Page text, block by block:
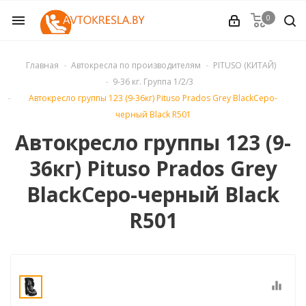
menu 0
Главная Автокресла по производителям
PITUSO (КИТАЙ)
9-36 кг. Группа 1/2/3
Автокресло группы 123 (9-36кг) Pituso Prados Grey BlackСеро-
черный Black R501
Автокресло группы 123 (9-
36кг) Pituso Prados Grey
BlackСеро-черный Black
R501
equalizer